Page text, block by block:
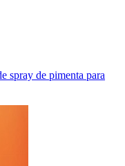
spray de pimenta para